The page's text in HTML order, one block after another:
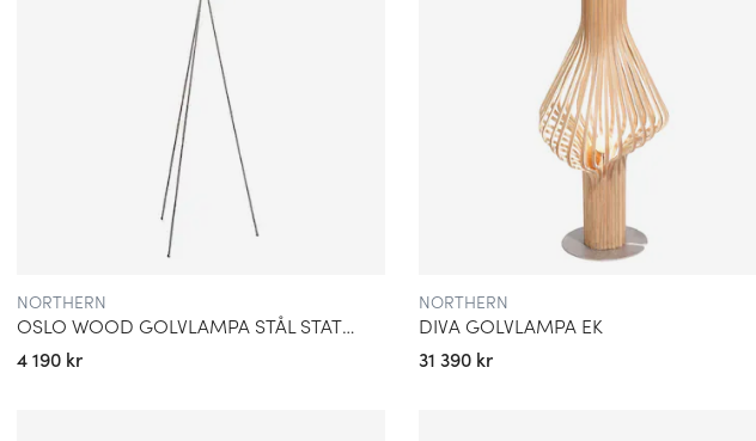
också de skarpa konturer som uppstår när solljuset reflekteras mot vatten och snö. På så
sätt fångar Northern det som gör nordisk design unik – en balans mellan ljus, skugga och
naturliga material.
SAMARBETEN MED BÅDE NYA OCH ETABLERADE FORMGIVARE
Northern har en inkluderande designfilosofi och samarbetar med både etablerade
formgivare och nya talanger. Denna blandning av erfarenhet och fräschör skapar en
portfölj som alltid känns aktuell, men samtidigt rotad i kvalitet och långsiktighet. Många av
nyfiken – men alltid med en professionell förankring i hantverk och teknisk skicklighet.
NORTHERN
OSLO WOOD GOLVLAMPA STÅL STATIV
4 190 kr
NORTHERN
DIVA GOLVLAMPA EK
31 390 kr